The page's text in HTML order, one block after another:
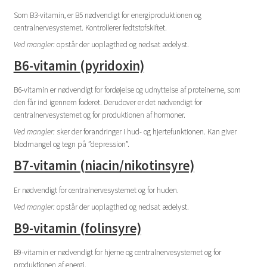
Som B3-vitamin, er B5 nødvendigt for energiproduktionen og
centralnervesystemet. Kontrollerer fedtstofskiftet.
Ved mangler:opstår der uoplagthed og nedsat ædelyst.
B6-vitamin (pyridoxin)
B6-vitamin er nødvendigt for fordøjelse og udnyttelse af proteinerne, som
den får ind igennem foderet. Derudover er det nødvendigt for
centralnervesystemet og for produktionen af hormoner.
Ved mangler:sker der forandringer i hud- og hjertefunktionen. Kan giver
blodmangel og tegn på ”depression”.
B7-vitamin (niacin/nikotinsyre)
Er nødvendigt for centralnervesystemet og for huden.
Ved mangler:opstår der uoplagthed og nedsat ædelyst.
B9-vitamin (folinsyre)
B9-vitamin er nødvendigt for hjerne og centralnervesystemet og for